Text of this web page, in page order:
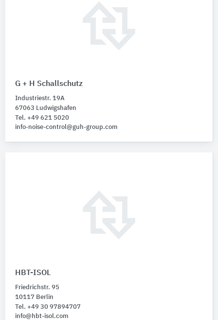
G + H Schallschutz
Industriestr. 19A
67063 Ludwigshafen
Tel. +49 621 5020
info-noise-control@guh-group.com
HBT-ISOL
Friedrichstr. 95
10117 Berlin
Tel. +49 30 97894707
info@hbt-isol.com